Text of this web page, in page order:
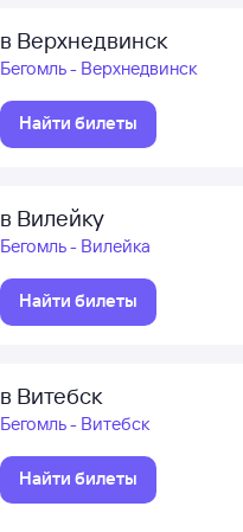
в Верхнедвинск
Бегомль - Верхнедвинск
Найти билеты
в Вилейку
Бегомль - Вилейка
Найти билеты
в Витебск
Бегомль - Витебск
Найти билеты